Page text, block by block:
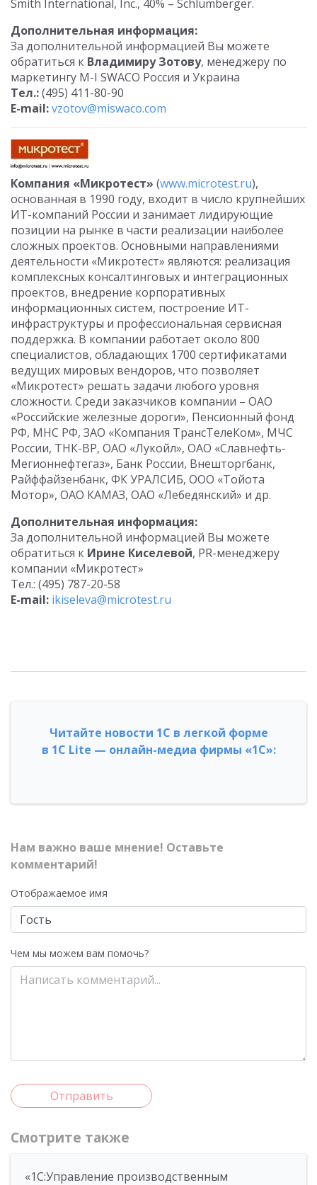
Smith International, Inc., 40% – Schlumberger.
Дополнительная информация:
За дополнительной информацией Вы можете
обратиться к Владимиру Зотову, менеджеру по
маркетингу M-I SWACO Россия и Украина
Тел.:(495) 411-80-90
E-mail:vzotov@miswaco.com
Компания «Микротест» (www.microtest.ru),
основанная в 1990 году, входит в число крупнейших
ИТ-компаний России и занимает лидирующие
позиции на рынке в части реализации наиболее
сложных проектов. Основными направлениями
деятельности «Микротест» являются: реализация
комплексных консалтинговых и интеграционных
проектов, внедрение корпоративных
информационных систем, построение ИТ-
инфраструктуры и профессиональная сервисная
поддержка. В компании работает около 800
специалистов, обладающих 1700 сертификатами
ведущих мировых вендоров, что позволяет
«Микротест» решать задачи любого уровня
сложности. Среди заказчиков компании – ОАО
«Российские железные дороги», Пенсионный фонд
РФ, МНС РФ, ЗАО «Компания ТрансТелеКом», МЧС
России, ТНК-ВР, ОАО «Лукойл», ОАО «Славнефть-
Мегионнефтегаз», Банк России, Внешторгбанк,
Райффайзенбанк, ФК УРАЛСИБ, ООО «Тойота
Мотор», ОАО КАМАЗ, ОАО «Лебедянский» и др.
Дополнительная информация:
За дополнительной информацией Вы можете
обратиться к Ирине Киселевой, PR-менеджеру
компании «Микротест»
Тел.: (495) 787-20-58
E-mail: ikiseleva@microtest.ru
Читайте новости 1С в легкой форме
в 1С Lite — онлайн-медиа фирмы «1С»:
Нам важно ваше мнение! Оставьте
комментарий!
Отображаемое имя
Чем мы можем вам помочь?
Отправить
Смотрите также
«1С:Управление производственным